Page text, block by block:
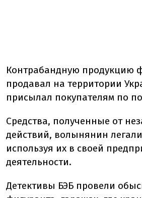
Контрабандную продукцию
продавал на территории
присылал покупателям по
Средства, полученные от
действий, волынянин
используя их в своей
деятельности.
Детективы БЭБ провели